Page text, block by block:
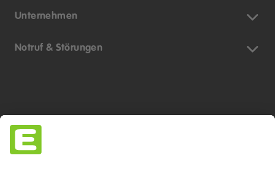
Unternehmen
Notruf & Störungen